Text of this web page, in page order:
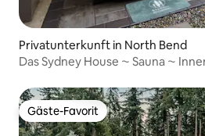
Privatunterkunft in North Bend
Das Sydney House ⁓ Sauna ⁓
Gäste-Favorit
Gäste-Favorit